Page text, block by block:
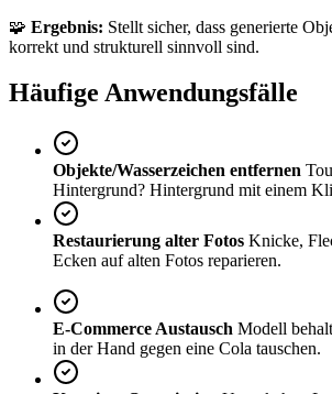
🧩 Ergebnis: Stellt sicher, dass generierte
korrekt und strukturell sinnvoll sind.
Häufige Anwendungsfälle
Objekte/Wasserzeichen entfernen
Hintergrund? Hintergrund mit einem
Restaurierung alter Fotos Knicke,
Ecken auf alten Fotos reparieren.
E-Commerce Austausch Modell
in der Hand gegen eine Cola tauschen.